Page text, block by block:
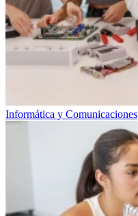
Informática y Comunicaciones